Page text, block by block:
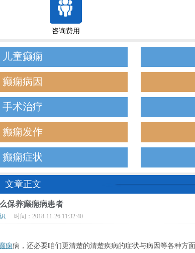
咨询费用
儿童癫痫
癫痫病因
手术治疗
癫痫发作
癫痫症状
文章正文
保养癫痫病患者
时间：2018-11-26 11:32:40
痫病，还必要咱们更清楚的清楚疾病的症状与病因等各种方